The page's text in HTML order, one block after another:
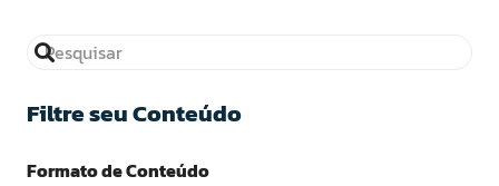
Filtre seu Conteúdo
Formato de Conteúdo